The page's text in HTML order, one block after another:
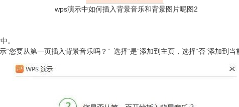
wps演示中如何插入背景音乐和背景图片呢图2
。
您要从第一页插入背景音乐吗？” 选择“是”添加到主页，选择“否”添加到当